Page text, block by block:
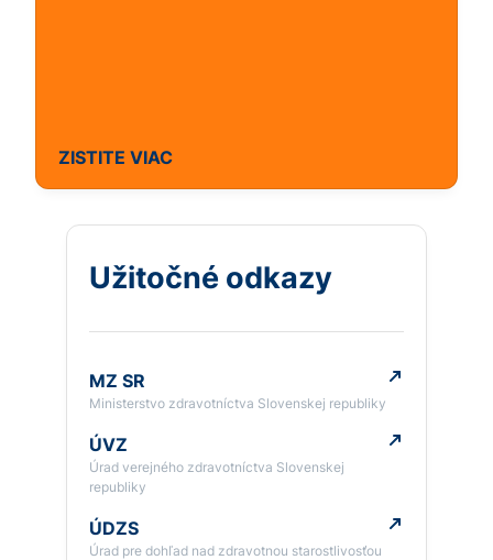
ZISTITE VIAC
Užitočné odkazy
MZ SR
Ministerstvo zdravotníctva Slovenskej republiky
ÚVZ
Úrad verejného zdravotníctva Slovenskej
republiky
ÚDZS
Úrad pre dohľad nad zdravotnou starostlivosťou